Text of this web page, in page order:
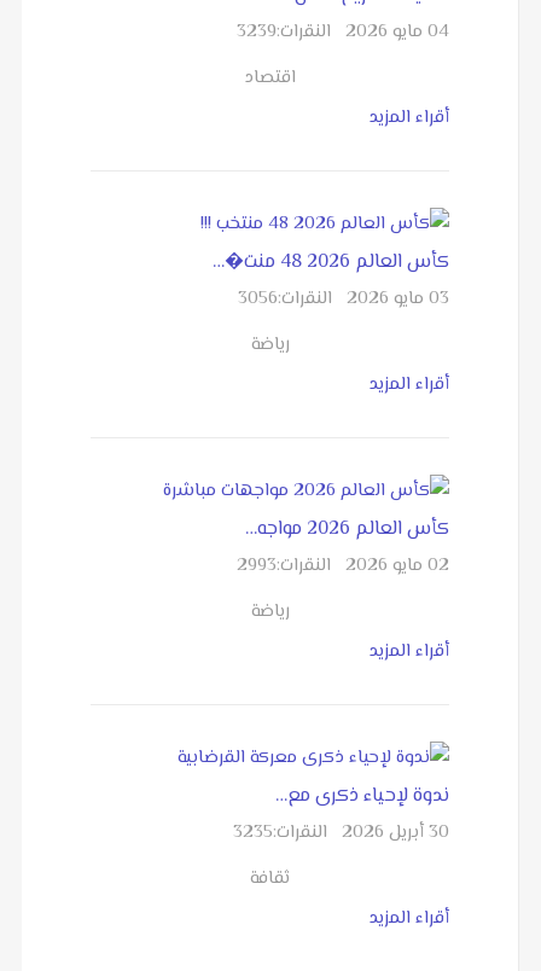
04 مايو 2026 النقرات:3239
اقتصاد
أقراء المزيد
كأس العالم 2026 48 منت�…
03 مايو 2026 النقرات:3056
رياضة
أقراء المزيد
كأس العالم 2026 مواجه…
02 مايو 2026 النقرات:2993
رياضة
أقراء المزيد
ندوة لإحياء ذكرى مع…
30 أبريل 2026 النقرات:3235
ثقافة
أقراء المزيد